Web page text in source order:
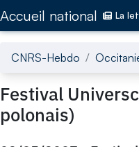
Accueil national La
CNRS-Hebdo
Festival
polonais)